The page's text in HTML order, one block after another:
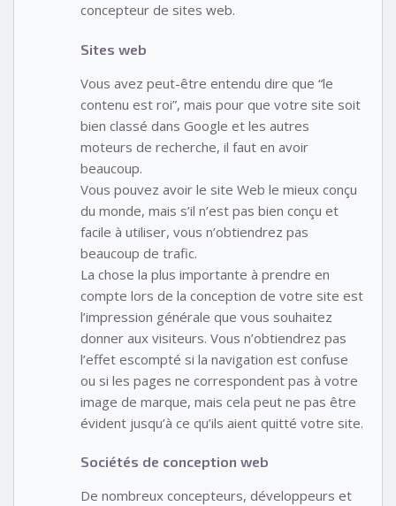
concepteur de sites web.
Sites web
Vous avez peut-être entendu dire que “le
contenu est roi”, mais pour que votre site soit
bien classé dans Google et les autres
moteurs de recherche, il faut en avoir
beaucoup.
Vous pouvez avoir le site Web le mieux conçu
du monde, mais s’il n’est pas bien conçu et
facile à utiliser, vous n’obtiendrez pas
beaucoup de trafic.
La chose la plus importante à prendre en
compte lors de la conception de votre site est
l’impression générale que vous souhaitez
donner aux visiteurs. Vous n’obtiendrez pas
l’effet escompté si la navigation est confuse
ou si les pages ne correspondent pas à votre
image de marque, mais cela peut ne pas être
évident jusqu’à ce qu’ils aient quitté votre site.
Sociétés de conception web
De nombreux concepteurs, développeurs et